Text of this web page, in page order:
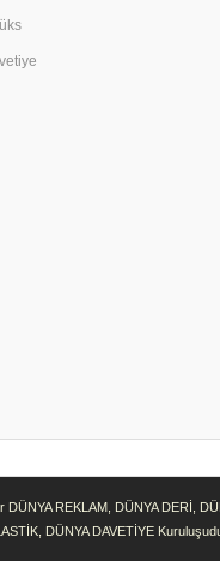
DÜNYA REKLAM, DÜNYA DERİ,
DÜNYA DAVETİYE